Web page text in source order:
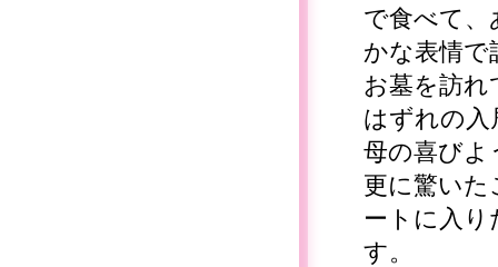
で食べて
かな表情
お墓を訪
はずれの入
母の喜びよ
更に驚いた
ートに入
す。